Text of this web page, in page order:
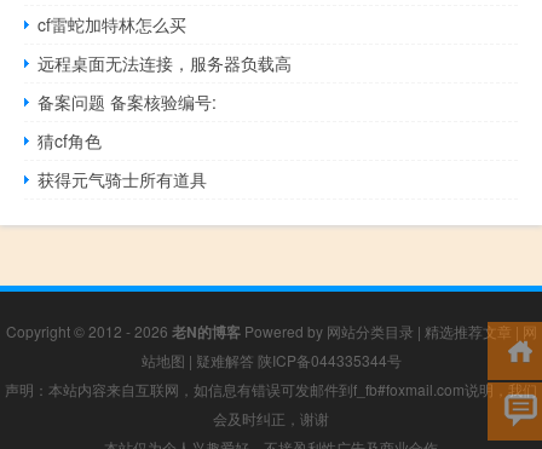
cf雷蛇加特林怎么买
远程桌面无法连接，服务器负载高
备案问题 备案核验编号:
猜cf角色
获得元气骑士所有道具
Copyright © 2012 - 2026 老N的博客Powered by 网站分类目录 | 精选推荐文章 | 网
站地图 | 疑难解答 陕ICP备044335344号
声明：本站内容来自互联网，如信息有错误可发邮件到f_fb#foxmail.com说明，我们
会及时纠正，谢谢